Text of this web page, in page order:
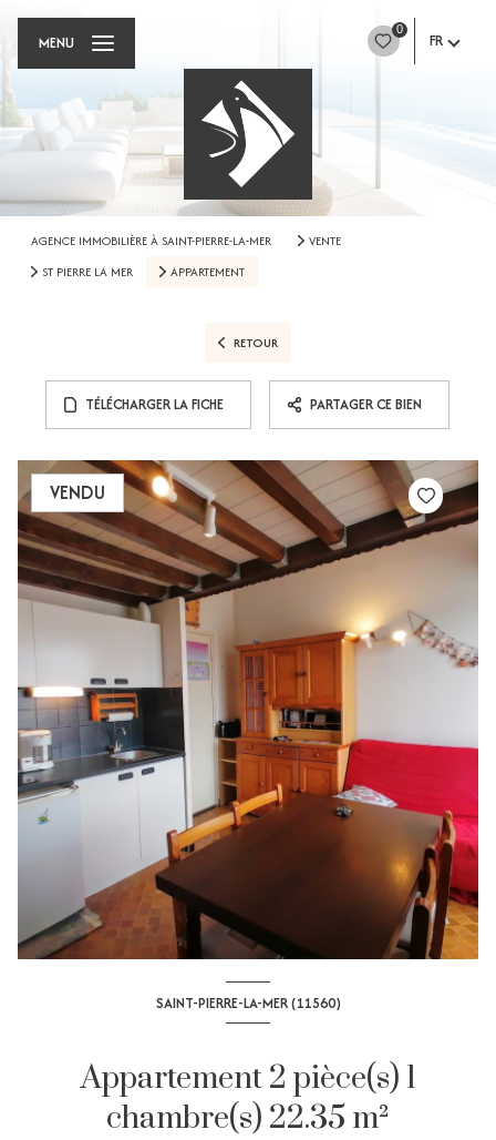
0
FR
MENU
AGENCE IMMOBILIÈRE À SAINT-PIERRE-LA-MER
VENTE
ST PIERRE LA MER
APPARTEMENT
RETOUR
TÉLÉCHARGER LA FICHE PARTAGER CE BIEN
VENDU
SAINT-PIERRE-LA-MER (11560)
Appartement 2 pièce(s) 1
chambre(s) 22.35 m²